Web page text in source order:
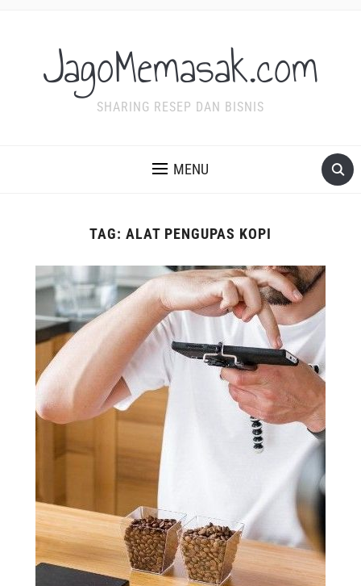
JagoMemasak.com
SHARING RESEP DAN BISNIS
MENU
TAG: ALAT PENGUPAS KOPI